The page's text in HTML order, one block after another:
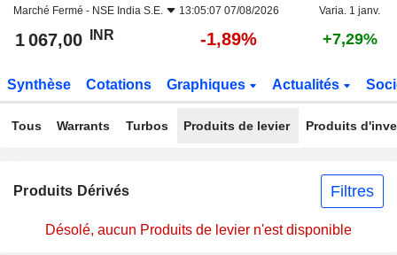
Marché Fermé - NSE India S.E. 13:05:07 07/08/2026 Varia. 1 janv.
1 067,00 INR -1,89% +7,29%
Synthèse Cotations Graphiques Actualités
Tous Warrants Turbos Produits de levier Produits
Produits Dérivés Filtres
Désolé, aucun Produits de levier n'est disponible